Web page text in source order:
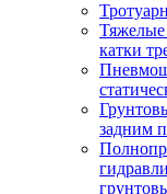
Тяжелые
катки
задним